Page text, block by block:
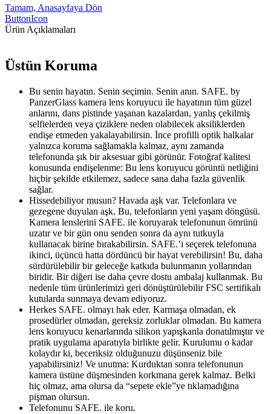
Tamam, Anasayfaya Dön
ButtonIcon
Ürün Açıklamaları
Üstün Koruma
Bu senin hayatın. Senin seçimin. Senin anın. SAFE. by
PanzerGlass kamera lens koruyucu ile hayatının tüm güzel
anlarını, dans pistinde yaşanan kazalardan, yanlış çekilmiş
selfielerden veya çiziklere neden olabilecek aksiliklerden
endişe etmeden yakalayabilirsin. İnce profilli optik halkalar
yalnızca koruma sağlamakla kalmaz, aynı zamanda
telefonunda şık bir aksesuar gibi görünür. Fotoğraf kalitesi
konusunda endişelenme: Bu lens koruyucu görüntü netliğini
hiçbir şekilde etkilemez, sadece sana daha fazla güvenlik
sağlar.
Hissedebiliyor musun? Havada aşk var. Telefonlara ve
gezegene duyulan aşk. Bu, telefonların yeni yaşam döngüsü.
Kamera lenslerini SAFE. ile koruyarak telefonunun ömrünü
uzatır ve bir gün onu senden sonra da aynı tutkuyla
kullanacak birine bırakabilirsin. SAFE.’i seçerek telefonuna
ikinci, üçüncü hatta dördüncü bir hayat verebilirsin! Bu, daha
sürdürülebilir bir geleceğe katkıda bulunmanın yollarından
biridir. Bir diğeri ise daha çevre dostu ambalaj kullanmak. Bu
nedenle tüm ürünlerimizi geri dönüştürülebilir FSC sertifikalı
kutularda sunmaya devam ediyoruz.
Herkes SAFE. olmayı hak eder. Karmaşa olmadan, ek
prosedürler olmadan, gereksiz zorluklar olmadan. Bu kamera
lens koruyucu kenarlarında silikon yapışkanla donatılmıştır ve
pratik uygulama aparatıyla birlikte gelir. Kurulumu o kadar
kolaydır ki, beceriksiz olduğunuzu düşünseniz bile
yapabilirsiniz! Ve unutma: Kurduktan sonra telefonunun
kamera üstüne düşmesinden korkmana gerek kalmaz. Belki
hiç olmaz, ama olursa da “sepete ekle”ye tıklamadığına
pişman olursun.
Telefonunu SAFE. ile koru.